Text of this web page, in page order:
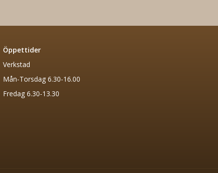
Öppettider
Verkstad
Mån-Torsdag 6.30-16.00
Fredag 6.30-13.30